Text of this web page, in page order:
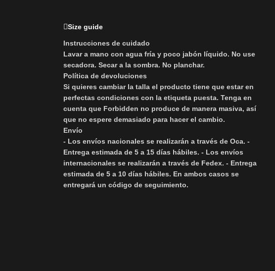
Size guide
Instrucciones de cuidado
Lavar a mano con agua fría y poco jabón líquido. No use
secadora. Secar a la sombra. No planchar.
Política de devoluciones
Si quieres cambiar la talla el producto tiene que estar en
perfectas condiciones con la etiqueta puesta. Tenga en
cuenta que Forbidden no produce de manera masiva, así
que no espere demasiado para hacer el cambio.
Envío
- Los envíos nacionales se realizarán a través de Oca. -
Entrega estimada de 5 a 15 días hábiles. - Los envíos
internacionales se realizarán a través de Fedex. - Entrega
estimada de 5 a 10 días hábiles. En ambos casos se
entregará un código de seguimiento.